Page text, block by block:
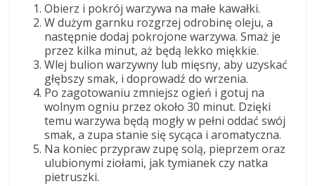
Obierz i pokrój warzywa na małe kawałki.
W dużym garnku rozgrzej odrobinę oleju, a
następnie dodaj pokrojone warzywa. Smaż je
przez kilka minut, aż będą lekko miękkie.
Wlej bulion warzywny lub mięsny, aby uzyskać
głębszy smak, i doprowadź do wrzenia.
Po zagotowaniu zmniejsz ogień i gotuj na
wolnym ogniu przez około 30 minut. Dzięki
temu warzywa będą mogły w pełni oddać swój
smak, a zupa stanie się sycąca i aromatyczna.
Na koniec przypraw zupę solą, pieprzem oraz
ulubionymi ziołami, jak tymianek czy natka
pietruszki.